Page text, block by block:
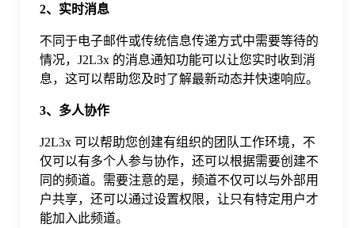
2、实时消息
不同于电子邮件或传统信息传递方式中需要等待的
情况，J2L3x 的消息通知功能可以让您实时收到消
息，这可以帮助您及时了解最新动态并快速响应。
3、多人协作
J2L3x 可以帮助您创建有组织的团队工作环境，不
仅可以有多个人参与协作，还可以根据需要创建不
同的频道。需要注意的是，频道不仅可以与外部用
户共享，还可以通过设置权限，让只有特定用户才
能加入此频道。